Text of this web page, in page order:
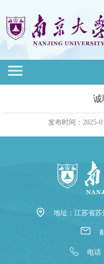
诚
发布时间：2025-
地址：江苏省苏
电话